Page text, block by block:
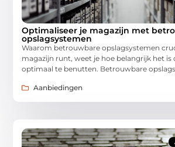
Optimaliseer je magazijn met
opslagsystemen
Waarom betrouwbare opslagsystemen
magazijn runt, weet je hoe belangrijk het
optimaal te benutten. Betrouwbare
Aanbiedingen